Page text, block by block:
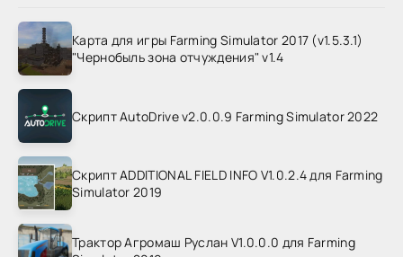
Карта для игры Farming Simulator 2017 (v1.5.3.1)
"Чернобыль зона отчуждения" v1.4
Скрипт AutoDrive v2.0.0.9 Farming Simulator 2022
Скрипт ADDITIONAL FIELD INFO V1.0.2.4 для Farming
Simulator 2019
Трактор Агромаш Руслан V1.0.0.0 для Farming